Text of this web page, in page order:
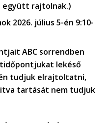
együtt rajtolnak.)
2026. július 5-én 9:10-
ABC sorrendben
lekéső
tudjuk elrajtoltatni,
tartását nem tudjuk